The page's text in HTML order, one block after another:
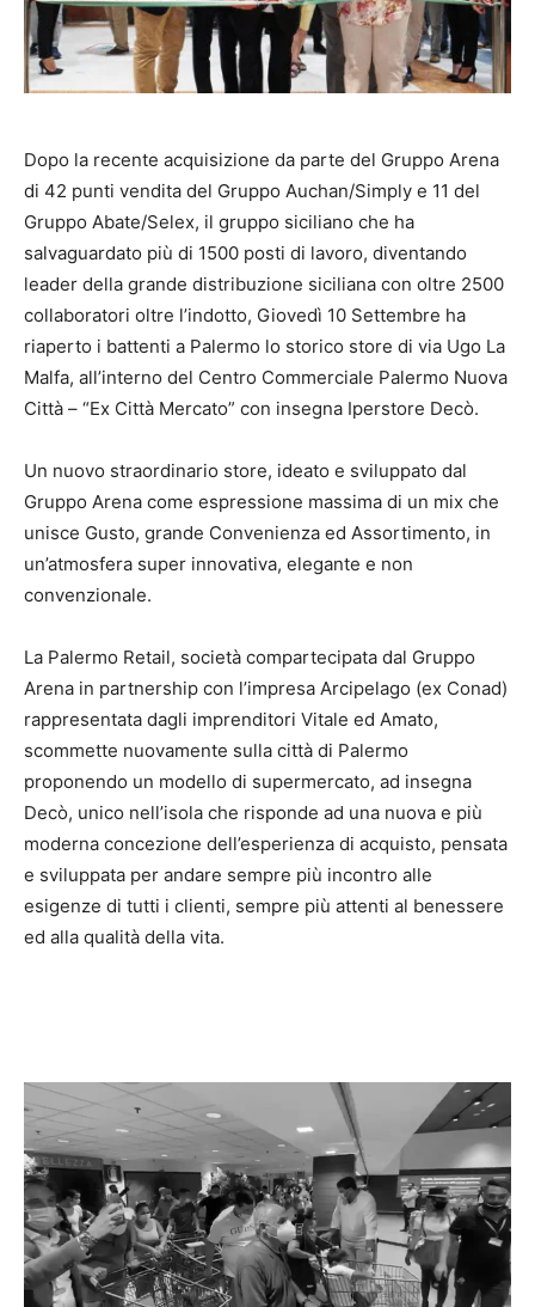
Dopo la recente acquisizione da parte del Gruppo Arena
di 42 punti vendita del Gruppo Auchan/Simply e 11 del
Gruppo Abate/Selex, il gruppo siciliano che ha
salvaguardato più di 1500 posti di lavoro, diventando
leader della grande distribuzione siciliana con oltre 2500
collaboratori oltre l’indotto, Giovedì 10 Settembre ha
riaperto i battenti a Palermo lo storico store di via Ugo La
Malfa, all’interno del Centro Commerciale Palermo Nuova
Città – “Ex Città Mercato” con insegna Iperstore Decò.
Un nuovo straordinario store, ideato e sviluppato dal
Gruppo Arena come espressione massima di un mix che
unisce Gusto, grande Convenienza ed Assortimento, in
un’atmosfera super innovativa, elegante e non
convenzionale.
La Palermo Retail, società compartecipata dal Gruppo
Arena in partnership con l’impresa Arcipelago (ex Conad)
rappresentata dagli imprenditori Vitale ed Amato,
scommette nuovamente sulla città di Palermo
proponendo un modello di supermercato, ad insegna
Decò, unico nell’isola che risponde ad una nuova e più
moderna concezione dell’esperienza di acquisto, pensata
e sviluppata per andare sempre più incontro alle
esigenze di tutti i clienti, sempre più attenti al benessere
ed alla qualità della vita.